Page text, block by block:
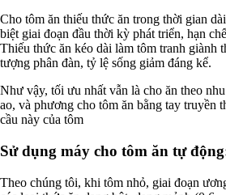
Cho tôm ăn thiếu thức ăn trong thời gian
biệt giai đoạn đầu thời kỳ phát triển, hạn
Thiếu thức ăn kéo dài làm tôm tranh giành
tượng phân đàn, tỷ lệ sống giảm đáng kể.
Như vậy, tối ưu nhất vẫn là cho ăn theo
ao, và phương cho tôm ăn bằng tay truyền
cầu này của tôm
Sử dụng máy cho tôm ăn tự
Theo chúng tôi, khi tôm nhỏ, giai đoạn